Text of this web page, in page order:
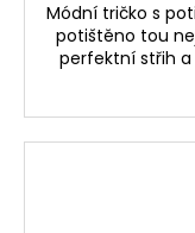
Módní tričko s
potištěno tou
perfektní střih a